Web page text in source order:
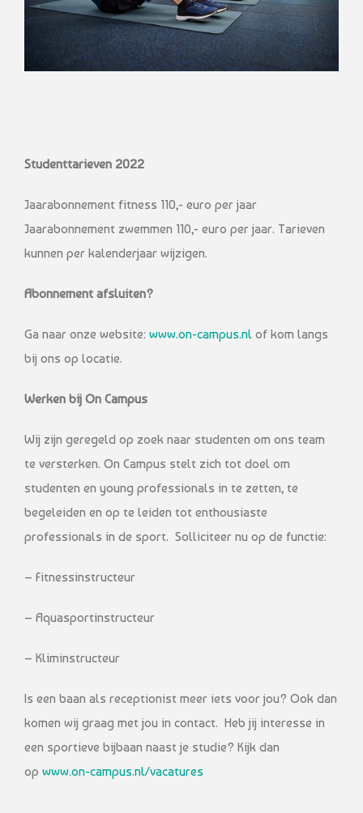
Studenttarieven 2022
Jaarabonnement fitness 110,- euro per jaar
Jaarabonnement zwemmen 110,- euro per jaar. Tarieven
kunnen per kalenderjaar wijzigen.
Abonnement afsluiten?
Ga naar onze website: www.on-campus.nl of kom langs
bij ons op locatie.
Werken bij On Campus
Wij zijn geregeld op zoek naar studenten om ons team
te versterken. On Campus stelt zich tot doel om
studenten en young professionals in te zetten, te
begeleiden en op te leiden tot enthousiaste
professionals in de sport. Solliciteer nu op de functie:
– Fitnessinstructeur
– Aquasportinstructeur
– Kliminstructeur
Is een baan als receptionist meer iets voor jou? Ook dan
komen wij graag met jou in contact. Heb jij interesse in
een sportieve bijbaan naast je studie? Kijk dan
op www.on-campus.nl/vacatures